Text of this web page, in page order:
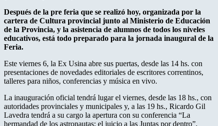
Después de la pre feria que se realizó hoy, organizada por la
cartera de Cultura provincial junto al Ministerio de Educación
de la Provincia, y la asistencia de alumnos de todos los niveles
educativos, está todo preparado para la jornada inaugural de la
Feria.
Este viernes 6, la Ex Usina abre sus puertas, desde las 14 hs. con
presentaciones de novedades editoriales de escritores correntinos,
talleres para niños, conferencias y música en vivo.
La inauguración oficial tendrá lugar el viernes, desde las 18 hs., con
autoridades provinciales y municipales y, a las 19 hs., Ricardo Gil
Lavedra tendrá a su cargo la apertura con su conferencia “La
hermandad de los astronautas: el juicio a las Juntas por dentro”.